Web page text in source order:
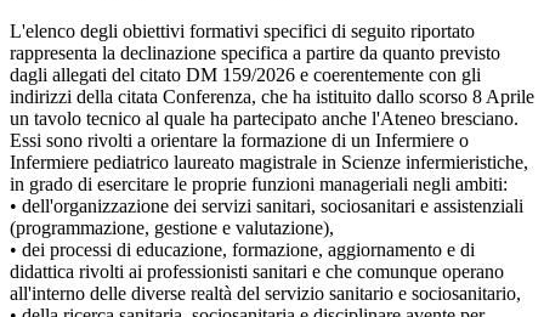
L'elenco degli obiettivi formativi specifici di seguito riportato
rappresenta la declinazione specifica a partire da quanto previsto
dagli allegati del citato DM 159/2026 e coerentemente con gli
indirizzi della citata Conferenza, che ha istituito dallo scorso 8 Aprile
un tavolo tecnico al quale ha partecipato anche l'Ateneo bresciano.
Essi sono rivolti a orientare la formazione di un Infermiere o
Infermiere pediatrico laureato magistrale in Scienze infermieristiche,
in grado di esercitare le proprie funzioni manageriali negli ambiti:
• dell'organizzazione dei servizi sanitari, sociosanitari e assistenziali
(programmazione, gestione e valutazione),
• dei processi di educazione, formazione, aggiornamento e di
didattica rivolti ai professionisti sanitari e che comunque operano
all'interno delle diverse realtà del servizio sanitario e sociosanitario,